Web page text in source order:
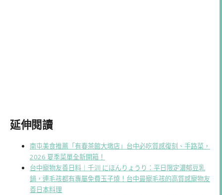
延伸閱讀
南屯美食推薦「有春茶館大墩店」台中必吃質感復刻、手路菜，
2026 夏季菜單全新開箱！
台中寵物友善日料｜千汌 にほんりょうり：平日限定濃郁豆乳
鍋，連毛孩都有專屬免費玉子燒！台中最寵毛孩的高質感寵物友
善日本料理